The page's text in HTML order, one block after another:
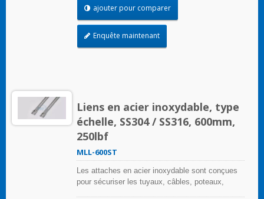
rayonnement et les extrêmes de température
inoxydable peuvent être utilisées dans
pratiquement toutes les applications intérieures,
extérieures et souterraines.
ajouter pour comparer
Enquête maintenant
Liens en acier inoxydable, type
échelle, SS304 / SS316, 600mm,
250lbf
MLL-600ST
Les attaches en acier inoxydable sont conçues
pour sécuriser les tuyaux, câbles, poteaux,